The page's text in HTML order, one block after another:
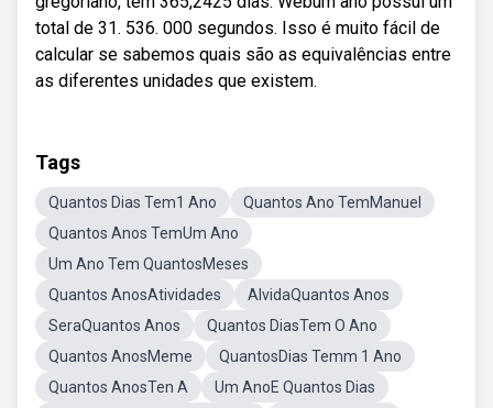
total de 31. 536. 000 segundos. Isso é muito fácil de
calcular se sabemos quais são as equivalências entre
as diferentes unidades que existem.
Tags
Quantos Dias Tem1 Ano
Quantos Ano TemManuel
Quantos Anos TemUm Ano
Um Ano Tem QuantosMeses
Quantos AnosAtividades
AlvidaQuantos Anos
SeraQuantos Anos
Quantos DiasTem O Ano
Quantos AnosMeme
QuantosDias Temm 1 Ano
Quantos AnosTen A
Um AnoE Quantos Dias